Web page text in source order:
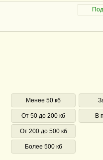
Менее 50 кб
От 50 до 200 кб
От 200 до 500 кб
Более 500 кб
В